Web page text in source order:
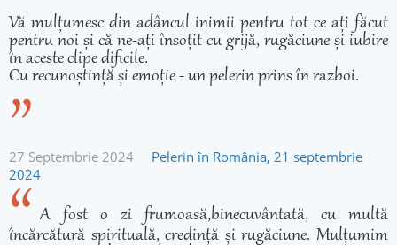
Vă mulțumesc din adâncul inimii pentru tot ce ați făcut
pentru noi și că ne-ați însoțit cu grijă, rugăciune și iubire
în aceste clipe dificile.
Cu recunoștință și emoție - un pelerin prins în razboi.
27 Septembrie 2024
Pelerin în România, 21 septembrie
2024
A fost o zi frumoasă,binecuvântată, cu multă
încărcătură spirituală, credință și rugăciune. Mulțumim